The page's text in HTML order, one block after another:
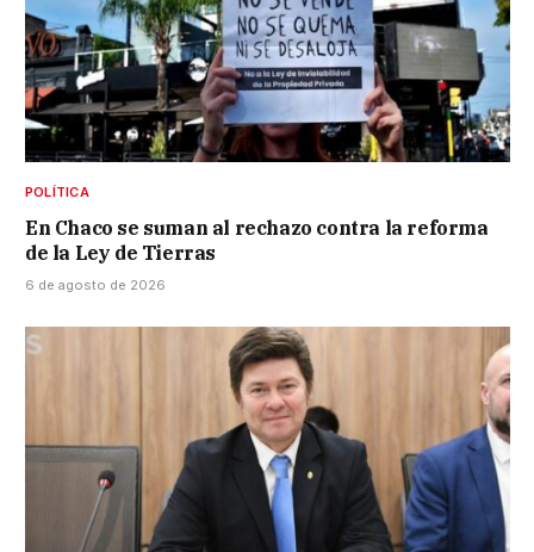
POLÍTICA
En Chaco se suman al rechazo contra la reforma
de la Ley de Tierras
6 de agosto de 2026